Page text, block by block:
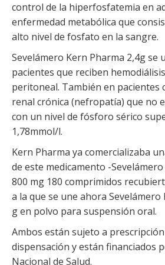
control de la hiperfosfatemia en
enfermedad metabólica que
alto nivel de fosfato en la sangre.
Sevelámero Kern Pharma 2,4g se
pacientes que reciben
peritoneal. También en pacientes
renal crónica (nefropatía) que no
con un nivel de fósforo sérico
1,78mmol/l.
Kern Pharma ya comercializaba
de este medicamento -
800 mg 180 comprimidos
a la que se une ahora Sevelámero
g en polvo para suspensión oral.
Ambos están sujeto a
dispensación y están financiados
Nacional de Salud.